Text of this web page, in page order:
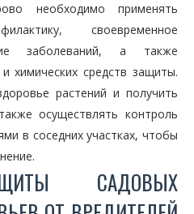
необходимо применять
своевременное
заболеваний, а также
химических средств защиты.
растений и получить
осуществлять контроль
в соседних участках, чтобы
САДОВЫХ